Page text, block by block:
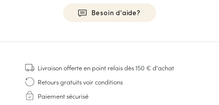
Besoin d'aide?
Baskets
Cousu Goodyear
Derbies & Richelieu
Richelieus Homme
Livraison offerteen point relais dès 150 € d'achat
Retours gratuitsvoir conditions
Paiement sécurisé